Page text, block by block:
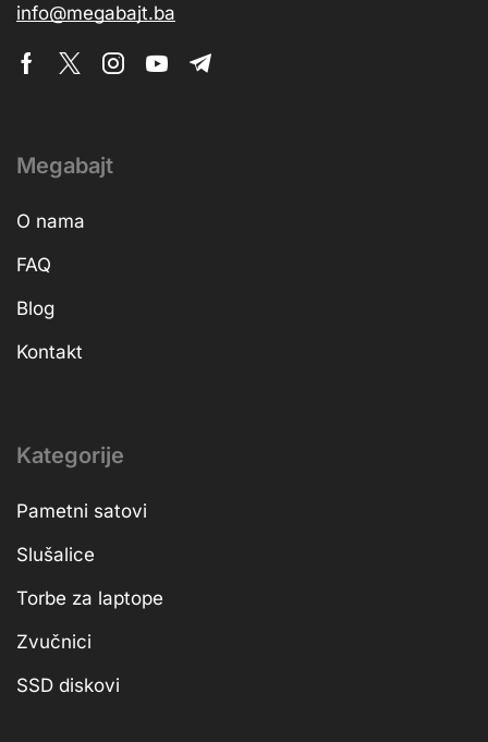
info@megabajt.ba
Megabajt
O nama
FAQ
Blog
Kontakt
Kategorije
Pametni satovi
Slušalice
Torbe za laptope
Zvučnici
SSD diskovi